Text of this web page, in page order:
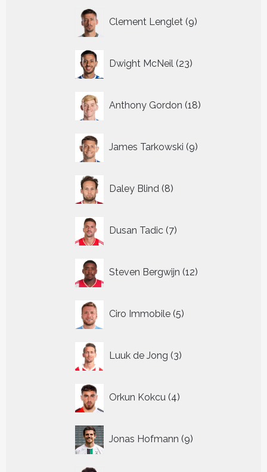
Clement Lenglet 9
producten
Dwight McNeil 23
producten
Anthony Gordon 18
producten
James Tarkowski 9
producten
Daley Blind 8
producten
Dusan Tadic 7
producten
Steven Bergwijn 12
producten
Ciro Immobile 5
producten
Luuk de Jong 3
producten
Orkun Kokcu 4
producten
Jonas Hofmann 9
producten